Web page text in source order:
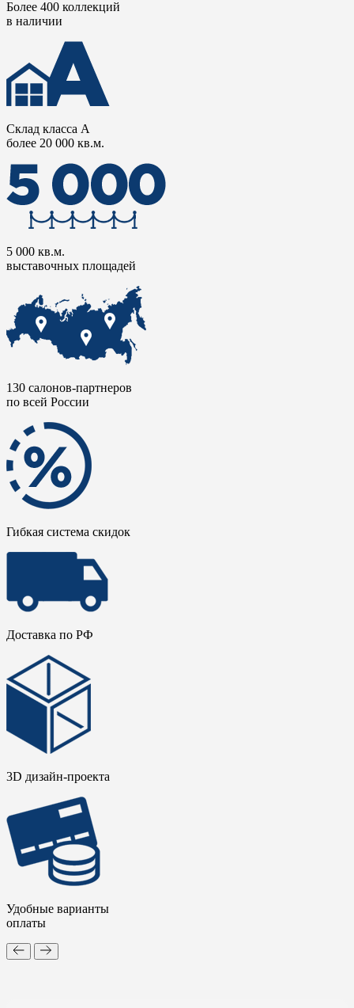
Более 400 коллекций
в наличии
Склад класса А
более 20 000 кв.м.
5 000 кв.м.
выставочных площадей
130 салонов-партнеров
по всей России
Гибкая система скидок
Доставка по РФ
3D дизайн-проекта
Удобные варианты
оплаты